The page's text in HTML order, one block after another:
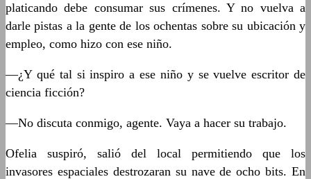
platicando debe consumar sus crímenes. Y no vuelva a
darle pistas a la gente de los ochentas sobre su ubicación y
empleo, como hizo con ese niño.
—¿Y qué tal si inspiro a ese niño y se vuelve escritor de
ciencia ficción?
—No discuta conmigo, agente. Vaya a hacer su trabajo.
Ofelia suspiró, salió del local permitiendo que los
invasores espaciales destrozaran su nave de ocho bits. En